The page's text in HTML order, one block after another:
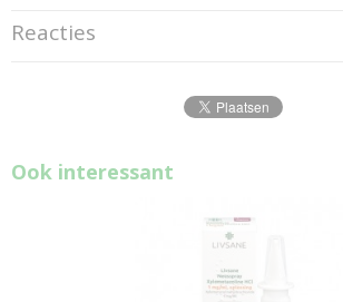
Reacties
Ook interessant